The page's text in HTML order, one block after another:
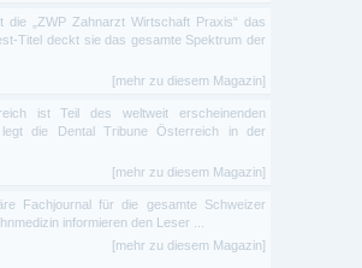
„ZWP Zahnarzt Wirtschaft Praxis“ das
Titel deckt sie das gesamte Spektrum der
[mehr zu diesem Magazin]
ist Teil des weltweit erscheinenden
legt die Dental Tribune Österreich in der
[mehr zu diesem Magazin]
Fachjournal für die gesamte Schweizer
informieren den Leser ...
[mehr zu diesem Magazin]